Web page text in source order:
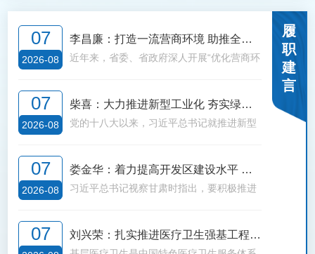
履
职
建
言
07
2026-08
李昌廉：打造一流营商环境 助推全省
经济高质量发展
近年来，省委、省政府深人开展“优化营商环
点领域营商环境建设，持续深化“放管服”改
革，全面放宽市场准入，完善投资促进和保
严格落实“包抓联”“六必访”“白名单”等制度，
持续优化要素配置，推动技术、资金、人
工作取得显著成效。然而，与经济高质量发
展的要求相比、与企业和群众的期待相比，
07
2026-08
柴喜：大力推进新型工业化 夯实绿色
转型发展基础
​党的十八大以来，习近平总书记就推进新型
循和行动指南。绿色低碳是新型工业化的生
态底色、时代特征，也是制造业转型升级的
与环境保护的有机结合。
07
2026-08
娄金华：着力提高开发区建设水平 推
动工业经济高质量发展
习近平总书记视察甘肃时指出，要积极推进
筋壮则强，筋和则康。全省现有54个省级及
07
刘兴荣：扎实推进医疗卫生强基工程